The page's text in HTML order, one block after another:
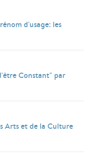
d'usage: les
Constant" par
Arts et de la Culture